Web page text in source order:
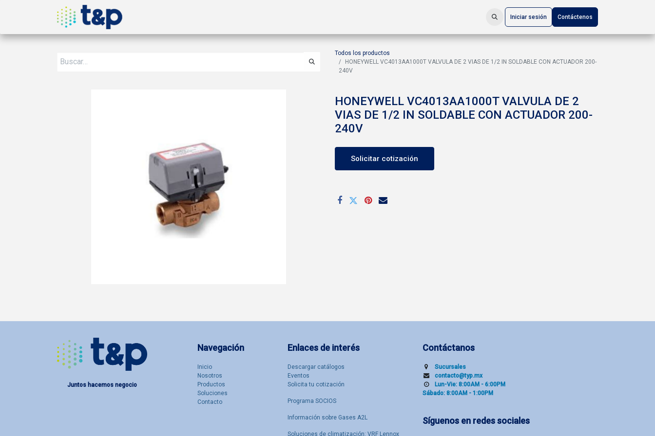
Iniciar sesión Contáctenos
Todos los productos
HONEYWELL VC4013AA1000T VALVULA DE 2 VIAS DE 1/2 IN SOLDABLE CON ACTUADOR 200-
240V
HONEYWELL VC4013AA1000T VALVULA DE 2
VIAS DE 1/2 IN SOLDABLE CON ACTUADOR 200-
240V
Solicitar cotización
Enlaces de interés
Descargar catálogos
Eventos
Solicita tu cotización
Programa SOCIOS
Información sobre Gases A2L
Soluciones de climatización: VRF Lennox
Navegación
Inicio
Nosotro​s
Productos
Soluciones
Contacto
Contáctanos
Sucu​rsal​es
contacto@typ.mx
Lun-Vie: 8:00AM - 6:00PM
Sábado: 8:00AM - 1:00PM
Síguenos en redes sociales
Juntos hacemos negocio